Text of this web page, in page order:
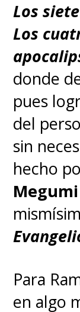
Los
Los
donde
pues
del
sin
hecho
Para
en algo